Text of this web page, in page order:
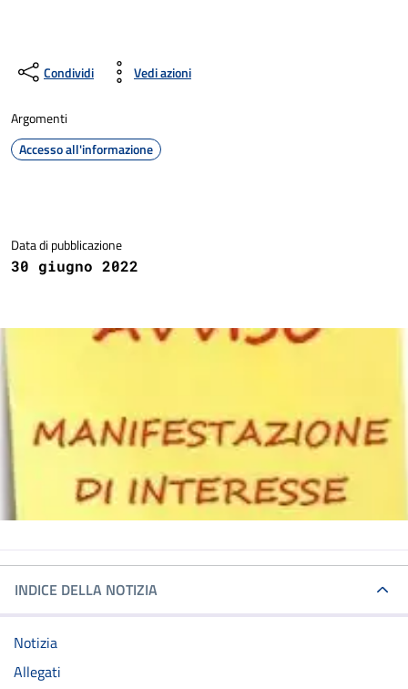
Condividi Vedi azioni
Argomenti
Accesso all'informazione
Data di pubblicazione
30 giugno 2022
INDICE DELLA NOTIZIA
Notizia
Allegati